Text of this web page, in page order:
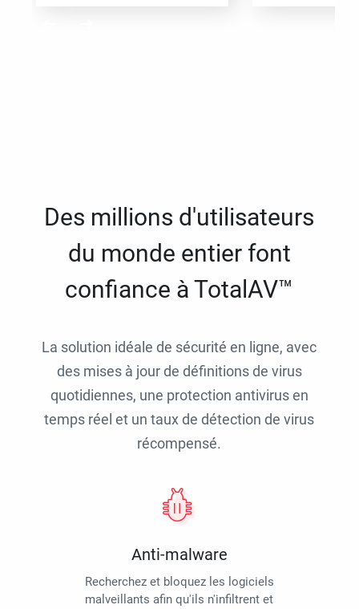
Des millions d'utilisateurs
du monde entier font
confiance à TotalAV™
La solution idéale de sécurité en ligne, avec
des mises à jour de définitions de virus
quotidiennes, une protection antivirus en
temps réel et un taux de détection de virus
récompensé.
Anti-malware
Recherchez et bloquez les logiciels
malveillants afin qu'ils n'infiltrent et